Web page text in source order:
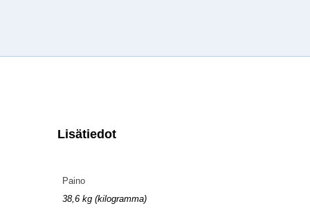
Lisätiedot
Paino
38,6 kg (kilogramma)